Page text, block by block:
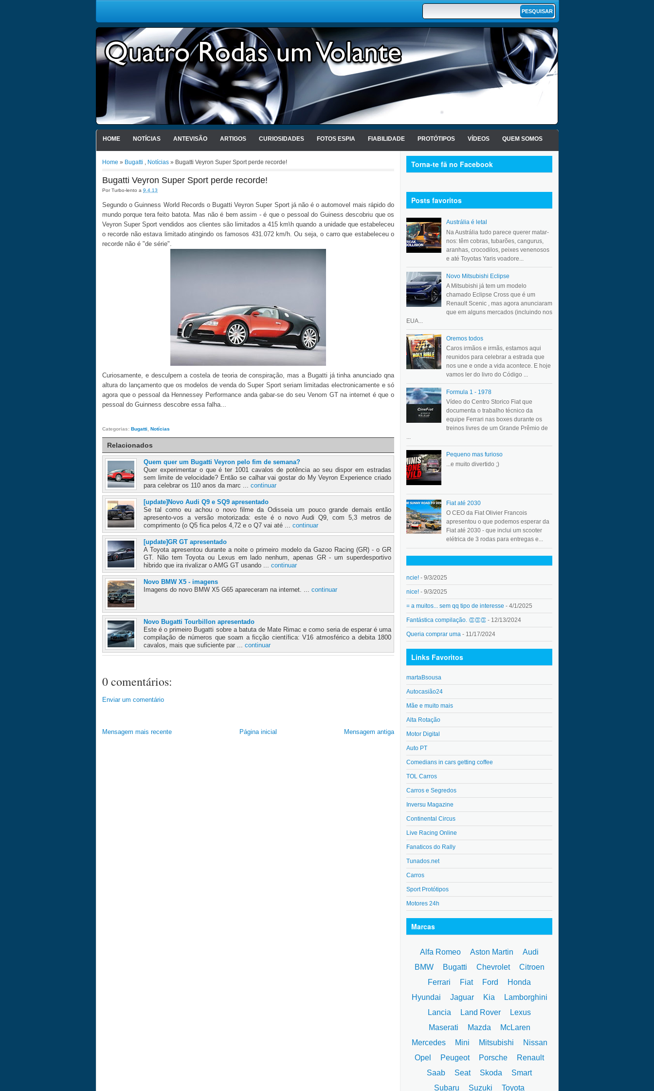
HOME NOTÍCIAS ANTEVISÃO ARTIGOS CURIOSIDADES FOTOS ESPIA FIABILIDADE PROTÓTIPOS VÍDEOS QUEM SOMOS
Home » Bugatti , Notícias » Bugatti Veyron Super Sport perde recorde!
Bugatti Veyron Super Sport perde recorde!
PorTurbo-lento a 9.4.13
Segundo o Guinness World Records o Bugatti Veyron Super Sport já não é o automovel mais rápido do
mundo porque tera feito batota. Mas não é bem assim - é que o pessoal do Guiness descobriu que os
Veyron Super Sport vendidos aos clientes são limitados a 415 km\h quando a unidade que estabeleceu
o recorde não estava limitado atingindo os famosos 431.072 km/h. Ou seja, o carro que estabeleceu o
recorde não é "de série".
Curiosamente, e desculpem a costela de teoria de conspiração, mas a Bugatti já tinha anunciado qna
altura do lançamento que os modelos de venda do Super Sport seriam limitadas electronicamente e só
agora que o pessoal da Hennessey Performance anda gabar-se do seu Venom GT na internet é que o
pessoal do Guinness descobre essa falha...
Categorias: Bugatti Notícias
Relacionados
Quem quer um Bugatti Veyron pelo fim de semana?
Quer experimentar o que é ter 1001 cavalos de potência ao seu dispor em estradas
sem limite de velocidade? Então se calhar vai gostar do My Veyron Experience criado
para celebrar os 110 anos da marc ... continuar
[update]Novo Audi Q9 e SQ9 apresentado
Se tal como eu achou o novo filme da Odisseia um pouco grande demais então
apresento-vos a versão motorizada: este é o novo Audi Q9, com 5,3 metros de
comprimento (o Q5 fica pelos 4,72 e o Q7 vai até ... continuar
[update]GR GT apresentado
A Toyota apresentou durante a noite o primeiro modelo da Gazoo Racing (GR) - o GR
GT. Não tem Toyota ou Lexus em lado nenhum, apenas GR - um superdesportivo
hibrido que ira rivalizar o AMG GT usando ... continuar
Novo BMW X5 - imagens
Imagens do novo BMW X5 G65 apareceram na internet. ... continuar
Novo Bugatti Tourbillon apresentado
Este é o primeiro Bugatti sobre a batuta de Mate Rimac e como seria de esperar é uma
compilação de números que soam a ficção científica: V16 atmosférico a debita 1800
cavalos, mais que suficiente par ... continuar
0 comentários:
Enviar um comentário
Mensagem mais recente Mensagem antiga
Página inicial
Torna-te fã no Facebook
Posts favoritos
Austrália é letal
Na Austrália tudo parece querer matar-
nos: têm cobras, tubarões, cangurus,
aranhas, crocodilos, peixes venenosos
e até Toyotas Yaris voadore...
Novo Mitsubishi Eclipse
A Mitsubishi já tem um modelo
chamado Eclipse Cross que é um
Renault Scenic , mas agora anunciaram
que em alguns mercados (incluindo nos
EUA...
Oremos todos
Caros irmãos e irmãs, estamos aqui
reunidos para celebrar a estrada que
nos une e onde a vida acontece. E hoje
vamos ler do livro do Código ...
Formula 1 - 1978
Vídeo do Centro Storico Fiat que
documenta o trabalho técnico da
equipe Ferrari nas boxes durante os
treinos livres de um Grande Prêmio de
...
Pequeno mas furioso
...e muito divertido ;)
Fiat até 2030
O CEO da Fiat Olivier Francois
apresentou o que podemos esperar da
Fiat até 2030 - que inclui um scooter
elétrica de 3 rodas para entregas e...
ncie! - 9/3/2025
nice! - 9/3/2025
= a muitos... sem qq tipo de interesse - 4/1/2025
Fantástica compilação. 👏👏👏 - 12/13/2024
Queria comprar uma - 11/17/2024
Links Favoritos
martaBsousa
Autocasião24
Mãe e muito mais
Alta Rotação
Motor Digital
Auto PT
Comedians in cars getting coffee
TOL Carros
Carros e Segredos
Inversu Magazine
Continental Circus
Live Racing Online
Fanaticos do Rally
Tunados.net
Carros
Sport Protótipos
Motores 24h
Marcas
Alfa Romeo Aston Martin
Audi
BMW
Bugatti Chevrolet
Citroen
Ferrari
Fiat Ford
Honda
Hyundai
Jaguar Kia
Lamborghini
Lancia
Land Rover
Lexus
Maserati
Mazda
McLaren
Mercedes
Mini Mitsubishi
Nissan
Opel
Peugeot Porsche
Renault
Saab
Seat Skoda
Smart
Subaru
Suzuki Toyota